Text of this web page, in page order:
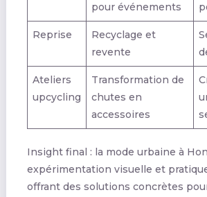
pour événements
Reprise
Recyclage et
revente
Ateliers
upcycling
Transformation de
chutes en
accessoires
Insight final : la mode urbaine à
expérimentation visuelle et
offrant des solutions concrètes